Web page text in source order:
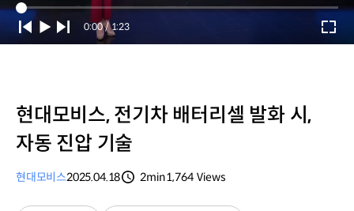
Current
Time
0:00 / Duration
1:23
현대모비스, 전기차 배터리셀 발화 시,
자동 진압 기술
현대모비스2025.04.18
2min1,764 Views